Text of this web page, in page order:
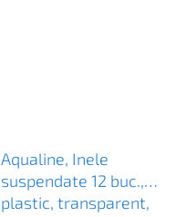
Aqualine, Inele
suspendate 12 buc.,
plastic, transparent,